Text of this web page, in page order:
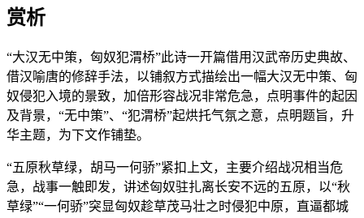
赏析
“大汉无中策，匈奴犯渭桥”此诗一开篇借用汉武帝历史典故、
借汉喻唐的修辞手法，以铺叙方式描绘出一幅大汉无中策、匈
奴侵犯入境的景致，加倍形容战况非常危急，点明事件的起因
及背景，“无中策”、“犯渭桥”起烘托气氛之意，点明题旨，升
华主题，为下文作铺垫。
“五原秋草绿，胡马一何骄”紧扣上文，主要介绍战况相当危
急，战事一触即发，讲述匈奴驻扎离长安不远的五原，以“秋
草绿”“一何骄”突显匈奴趁草茂马壮之时侵犯中原，直逼都城